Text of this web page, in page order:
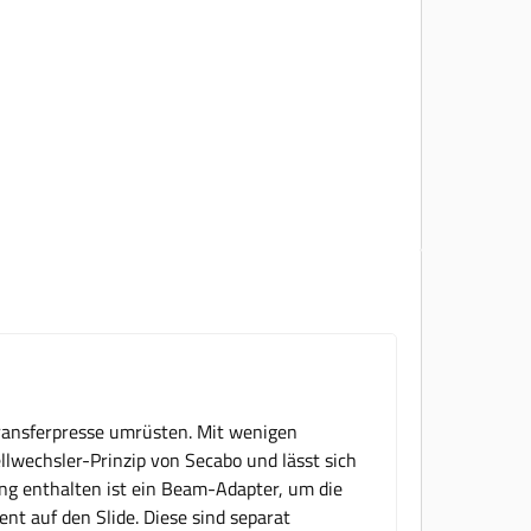
umrüsten. Mit wenigen
Prinzip von Secabo und lässt sich
enthalten ist ein Beam-Adapter, um die
auf den Slide. Diese sind separat